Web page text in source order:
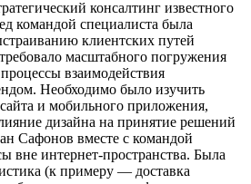
консалтинг известного
командой специалиста была
клиентских путей
масштабного погружения
взаимодействия
Необходимо было изучить
и мобильного приложения,
дизайна на принятие решений
Сафонов вместе с командой
вне интернет-пространства. Была
(к примеру — доставка